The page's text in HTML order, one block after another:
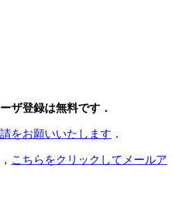
ーザ登録は無料です．
をお願いいたします ．
こちらをクリックしてメールア